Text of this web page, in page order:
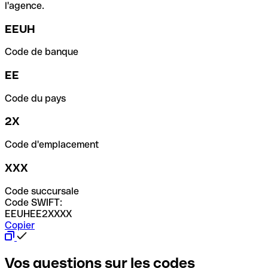
l'agence.
EEUH
Code de banque
EE
Code du pays
2X
Code d'emplacement
XXX
Code succursale
Code SWIFT:
EEUHEE2XXXX
Copier
Vos questions sur les codes